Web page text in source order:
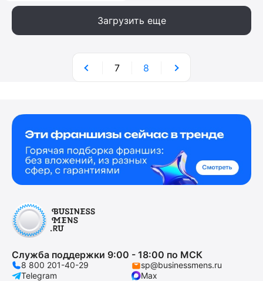
Загрузить еще
7 8
Служба поддержки 9:00 - 18:00 по МСК
8 800 201-40-29
sp@businessmens.ru
Telegram
Max